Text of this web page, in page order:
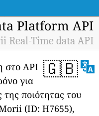
Platform API
Real-Time data API
🇬🇧
στο API
για
ποιότητας του
(ID: H7655),